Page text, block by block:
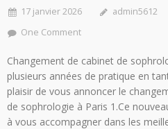
17 janvier 2026 admin5612
One Comment
Changement de cabinet de
plusieurs années de pratique en
plaisir de vous annoncer le
de sophrologie à Paris 1.Ce
à vous accompagner dans les